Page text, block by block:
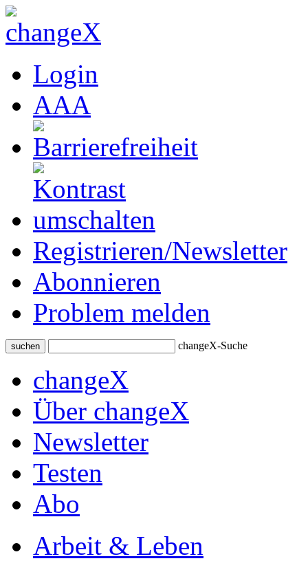
Login
AAA
Registrieren/Newsletter
Abonnieren
Problem melden
suchen changeX-Suche
changeX
Über changeX
Newsletter
Testen
Abo
Arbeit & Leben